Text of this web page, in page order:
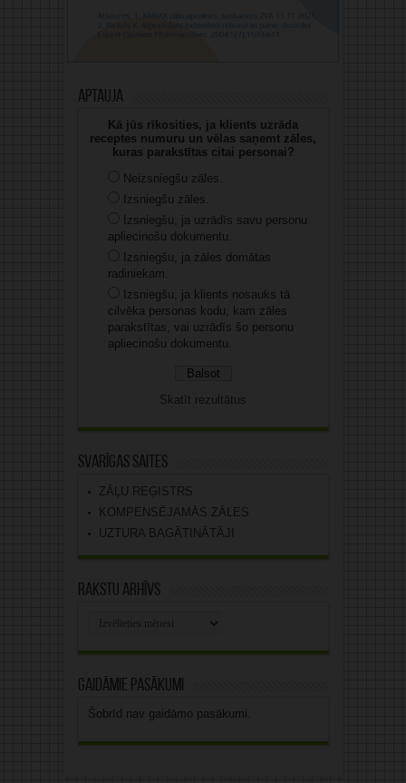
Aptauja
Kā jūs rīkosities, ja klients uzrāda
receptes numuru un vēlas saņemt zāles,
kuras parakstītas citai personai?
Neizsniegšu zāles.
Izsniegšu zāles.
Izsniegšu, ja uzrādīs savu personu
apliecinošu dokumentu.
Izsniegšu, ja zāles domātas
radiniekam.
Izsniegšu, ja klients nosauks tā
cilvēka personas kodu, kam zāles
parakstītas, vai uzrādīs šo personu
apliecinošu dokumentu.
Skatīt rezultātus
Svarīgas saites
ZĀĻU REĢISTRS
KOMPENSĒJAMĀS ZĀLES
UZTURA BAGĀTINĀTĀJI
Rakstu arhīvs
Gaidāmie pasākumi
Šobrīd nav gaidāmo pasākumi.